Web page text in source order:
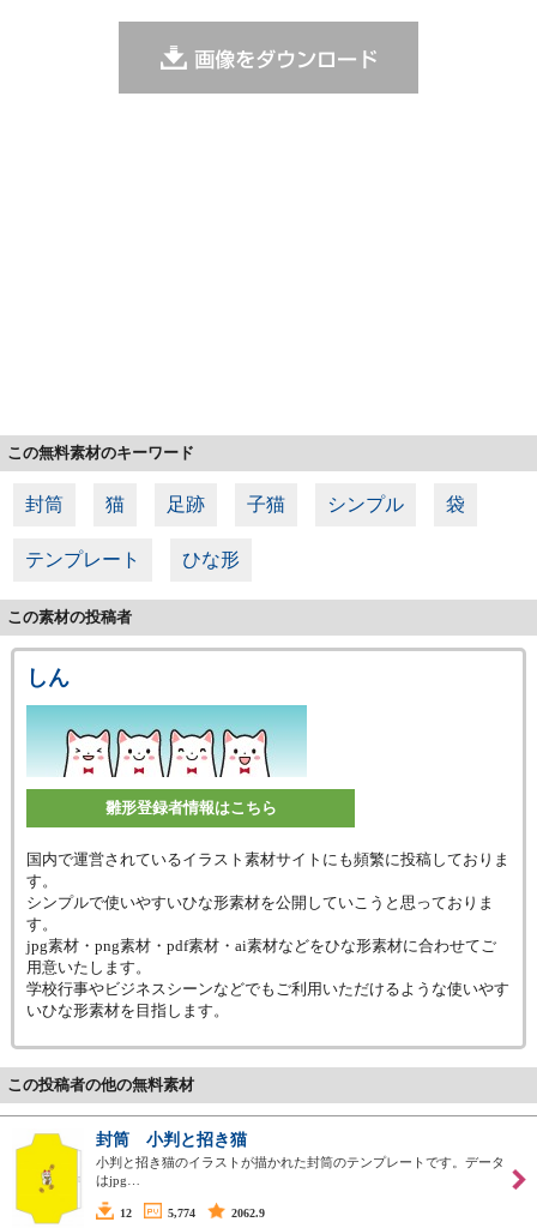
この無料素材のキーワード
封筒 猫 足跡 子猫 シンプル 袋
テンプレート ひな形
この素材の投稿者
しん
雛形登録者情報はこちら
国内で運営されているイラスト素材サイトにも頻繁に投稿しておりま
す。
シンプルで使いやすいひな形素材を公開していこうと思っておりま
す。
jpg素材・png素材・pdf素材・ai素材などをひな形素材に合わせてご
用意いたします。
学校行事やビジネスシーンなどでもご利用いただけるような使いやす
いひな形素材を目指します。
この投稿者の他の無料素材
封筒 小判と招き猫
小判と招き猫のイラストが描かれた封筒のテンプレートです。データ
はjpg…
12 5,774 2062.9